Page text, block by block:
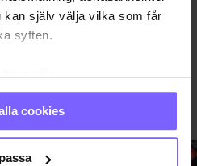
själv välja vilka som får
syften.
om din geografiska plats
på upp till flera meter
genom att aktivt skanna den
(fingeravtryck)
cookies
VISA MER QX-GALAN 2026